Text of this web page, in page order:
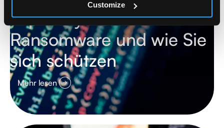
Customize
Top 4 Mythen über
Ransomware und wie Sie
sich schützen
Mehr lesen